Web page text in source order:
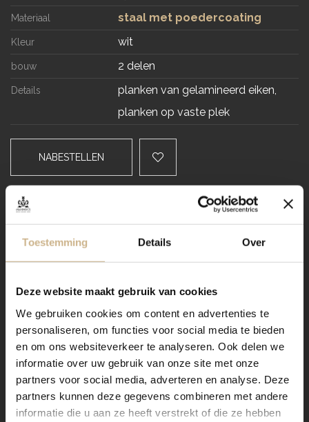
Toestemming Details Over
Deze website maakt gebruik van cookies
We gebruiken cookies om content en advertenties te
personaliseren, om functies voor social media te bieden
en om ons websiteverkeer te analyseren. Ook delen we
informatie over uw gebruik van onze site met onze
partners voor social media, adverteren en analyse. Deze
partners kunnen deze gegevens combineren met andere
informatie die u aan ze heeft verstrekt of die ze hebben
Materiaal staal met poedercoating
Kleur wit
bouw 2 delen
Details
planken van gelamineerd eiken,
planken op vaste plek
NABESTELLEN
jouw wensen? Zo werkt het:
Verzending
Maatwerk staal